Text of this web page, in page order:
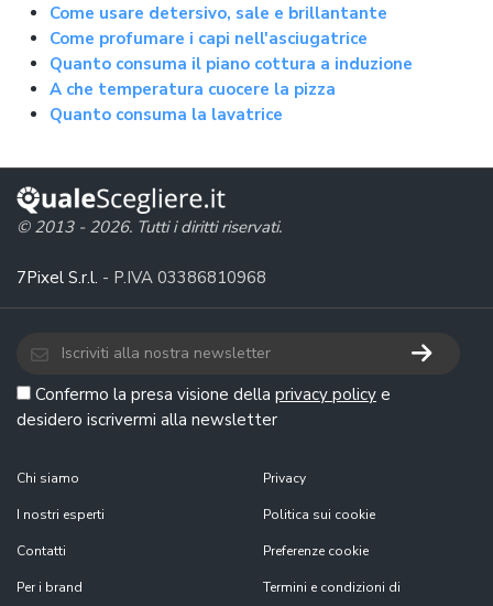
Come usare detersivo, sale e brillantante
Come profumare i capi nell'asciugatrice
Quanto consuma il piano cottura a induzione
A che temperatura cuocere la pizza
Quanto consuma la lavatrice
© 2013 - 2026. Tutti i diritti riservati.
7Pixel S.r.l. - P.IVA 03386810968
Confermo la presa visione della privacy policy e
desidero iscrivermi alla newsletter
Chi siamo
I nostri esperti
Contatti
Per i brand
Privacy
Politica sui cookie
Preferenze cookie
Termini e condizioni di